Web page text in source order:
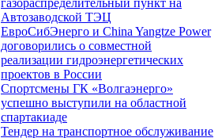
газораспределительный пункт на
Автозаводской ТЭЦ
ЕвроСибЭнерго и China Yangtze Power
договорились о совместной
реализации гидроэнергетических
проектов в России
Спортсмены ГК «Волгаэнерго»
успешно выступили на областной
спартакиаде
Тендер на транспортное обслуживание